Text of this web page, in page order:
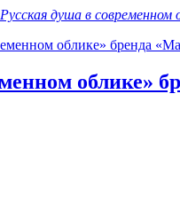
душа в современном
облике» бренда
облике»